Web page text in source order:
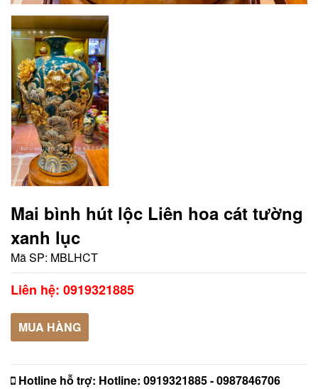
Mai bình hút lộc Liên hoa cát tường
xanh lục
Mã SP: MBLHCT
Liên hệ: 0919321885
MUA HÀNG
Hotline hỗ trợ: Hotline: 0919321885 - 0987846706